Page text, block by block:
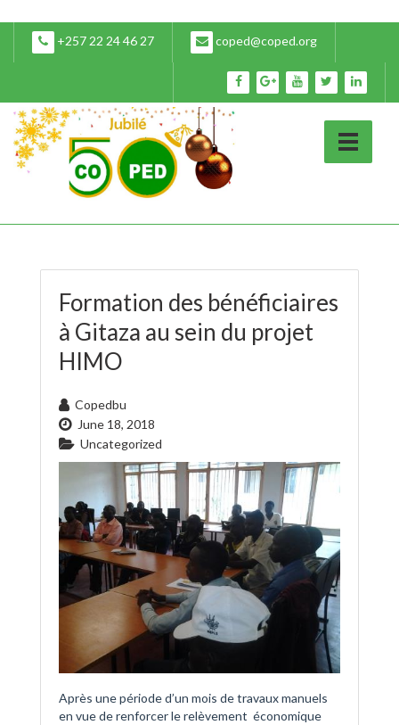
+257 22 24 46 27 coped@coped.org
Formation des bénéficiaires
à Gitaza au sein du projet
HIMO
Copedbu
June 18, 2018
Uncategorized
Après une période d’un mois de travaux manuels
en vue de renforcer le relèvement économique